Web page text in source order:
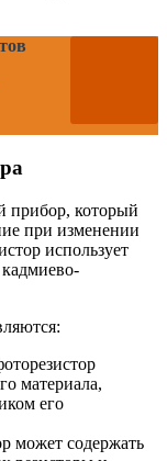
прибор, который
при изменении
использует
материала,
его
может содержать